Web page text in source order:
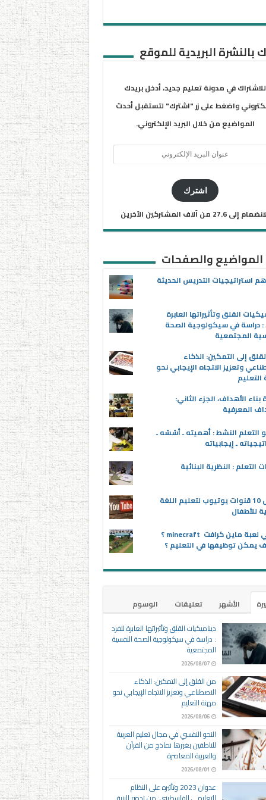
بالنشرة البريدية للموقع
للاشتراك في مدونة تعليم جديد، أدخل بريدك
واضغط على زر "اشترك" لتستقبل أحدث
المواضيع من خلال البريد الإلكتروني.
اشترك
إلى 27.6 من آلاف المشتركين الآخرين
المواضيع والصفحات
استراتيجيات التدريس الحديثة
القلق وتأثيراتها العابرة
: دراسة في سيكولوجية الصحة
المجتمعية
إلى التمكين: الذكاء
وتعزيز الاتجاه الإيجابي نحو
بناء الأهداف، الجزء الثاني:
المعرفية
التعلم النشط : أهميته ـ أسُسُه ـ
ـ إيجابياته
التعلم : النظرية البنائية
أفضل 10 قنوات يوتيوب لتعليم اللغة
للأطفال
ماهي لعبة ماين كرافت minecraft ؟
يمكن توظيفها في التعليم ؟
الأشهر تعليقات
الوسوم
ديناميكيات القلق وتأثيراتها العابرة للفرد
: دراسة في سيكولوجية الصحة النفسية
المجتمعية
2026/08/07
من القلق إلى التمكين: الذكاء
الاصطناعي وتعزيز الاتجاه الإيجابي نحو
مهنة التعليم
2026/08/06
النحو النفسي في مجال تعليم العربية
للناطقين بغيرها نماذج من القرآن
والعربية المعاصرة
2026/08/01
عدوان 2023 وتأثيره على النظام